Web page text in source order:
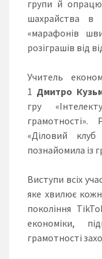
групи й
шахрайства в
«марафонів
розіграшів від
Учитель
1 Дмитро
гру
грамотності».
«Діловий клуб
познайомила із
Виступи всіх
яке хвилює
покоління
економіки,
грамотності